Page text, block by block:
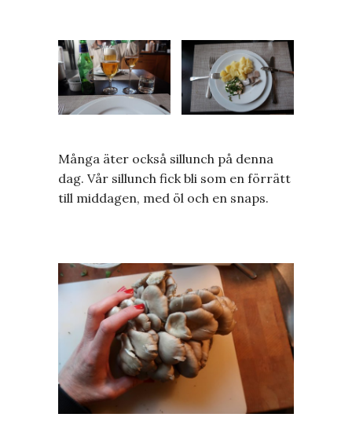
Många äter också sillunch på denna
dag. Vår sillunch fick bli som en förrätt
till middagen, med öl och en snaps.